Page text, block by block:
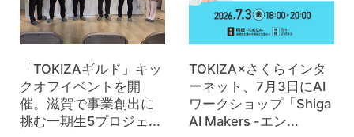
「TOKIZAギルド」キッ
クオフイベントを開
催。滋賀で事業創出に
挑む一期生5プロジェ...
TOKIZA×さくらインタ
ーネット、7月3日にAI
ワークショップ「Shiga
AI Makers -エン...